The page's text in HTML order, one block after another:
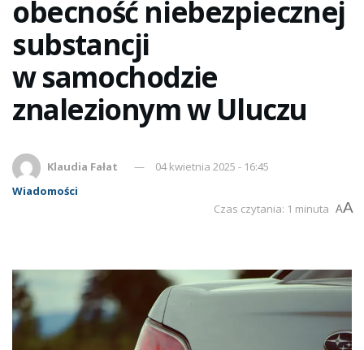
obecność niebezpiecznej
substancji
w samochodzie
znalezionym w Uluczu
Klaudia Fałat
04 kwietnia 2025 - 16:45
Wiadomości
Czas czytania: 1 minuta AA